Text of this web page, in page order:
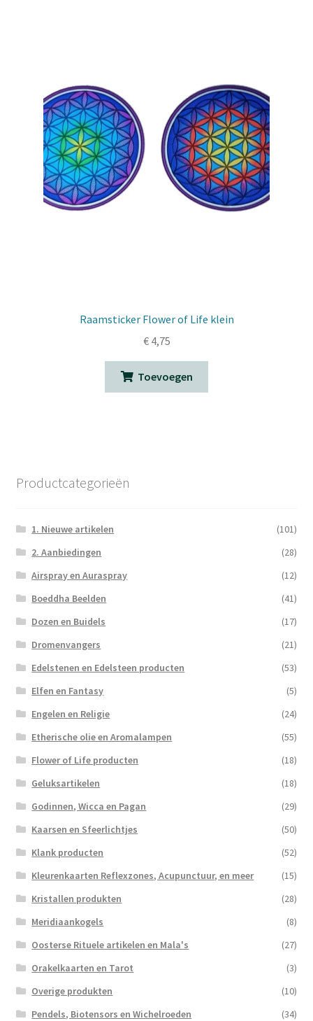
Raamsticker Flower of Life klein
€4,75
Toevoegen
Productcategorieën
1. Nieuwe artikelen
(101)
2. Aanbiedingen
(28)
Airspray en Auraspray
(12)
Boeddha Beelden
(41)
Dozen en Buidels
(17)
Dromenvangers
(21)
Edelstenen en Edelsteen producten
(53)
Elfen en Fantasy
(5)
Engelen en Religie
(24)
Etherische olie en Aromalampen
(55)
Flower of Life producten
(18)
Geluksartikelen
(18)
Godinnen, Wicca en Pagan
(29)
Kaarsen en Sfeerlichtjes
(50)
Klank producten
(52)
Kleurenkaarten Reflexzones, Acupunctuur, en meer
(15)
Kristallen produkten
(28)
Meridiaankogels
(8)
Oosterse Rituele artikelen en Mala's
(27)
Orakelkaarten en Tarot
(3)
Overige produkten
(10)
Pendels, Biotensors en Wichelroeden
(34)